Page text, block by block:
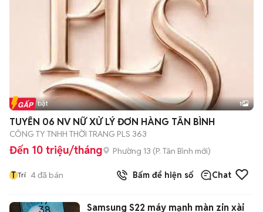
Tin nổi bật 1
TUYỂN 06 NV NỮ XỬ LÝ ĐƠN HÀNG TÂN BÌNH
CÔNG TY TNHH THỜI TRANG PLS 363
Đến 10 triệu/tháng Phường 13 (P. Tân Bình mới)
T Trí 4đã bán Bấm để hiện số Chat
Samsung S22 máy mạnh màn zin xài